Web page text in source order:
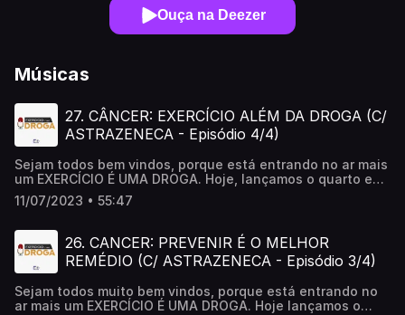
Ouça na Deezer
Músicas
27. CÂNCER: EXERCÍCIO ALÉM DA DROGA (C/
ASTRAZENECA - Episódio 4/4)
Sejam todos bem vindos, porque está entrando no ar mais
um EXERCÍCIO É UMA DROGA. Hoje, lançamos o quarto e
último episódio da nossa parceria com a Astrazeneca
Brasil. Teremos mais uma vez o prazer de conversar com a
em tumores femininos e oncologia integrativa, além da
Dra Patrícia Brum, professora da Escola de Educação
Física e Esporte da USP, com grande experiência no uso
TÓPICOS - Quais os principais tipos de tratamento para o
câncer? - Cuidado com o Dr. Google! - Guia de Atividade
11/07/2023 • 55:47
26. CANCER: PREVENIR É O MELHOR
REMÉDIO (C/ ASTRAZENECA - Episódio 3/4)
Sejam todos muito bem vindos, porque está entrando no
ar mais um EXERCÍCIO É UMA DROGA. Hoje lançamos o